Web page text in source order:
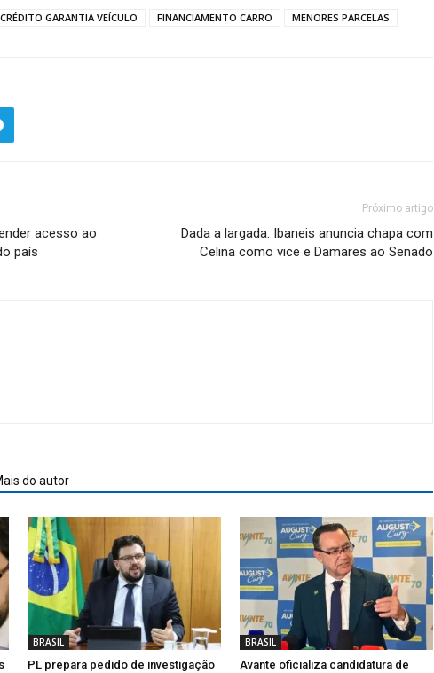
CRÉDITO GARANTIA VEÍCULO FINANCIAMENTO CARRO MENORES PARCELAS
acesso ao
país
Próximo artigo
Dada a largada: Ibaneis anuncia chapa com
Celina como vice e Damares ao Senado
do autor
BRASIL
PL prepara pedido de investigação
BRASIL
Avante oficializa candidatura de